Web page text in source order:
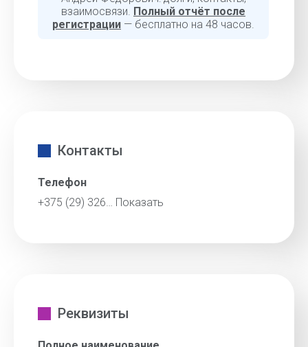
взаимосвязи. Полный отчёт после
регистрации — бесплатно на 48 часов.
Контакты
Телефон
+375 (29) 326… Показать
Реквизиты